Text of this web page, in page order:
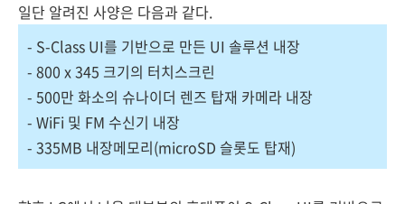
일단 알려진 사양은 다음과 같다.
- S-Class UI를 기반으로 만든 UI 솔루션 내장
- 800 x 345 크기의 터치스크린
- 500만 화소의 슈나이더 렌즈 탑재 카메라 내장
- WiFi 및 FM 수신기 내장
- 335MB 내장메모리(microSD 슬롯도 탑재)